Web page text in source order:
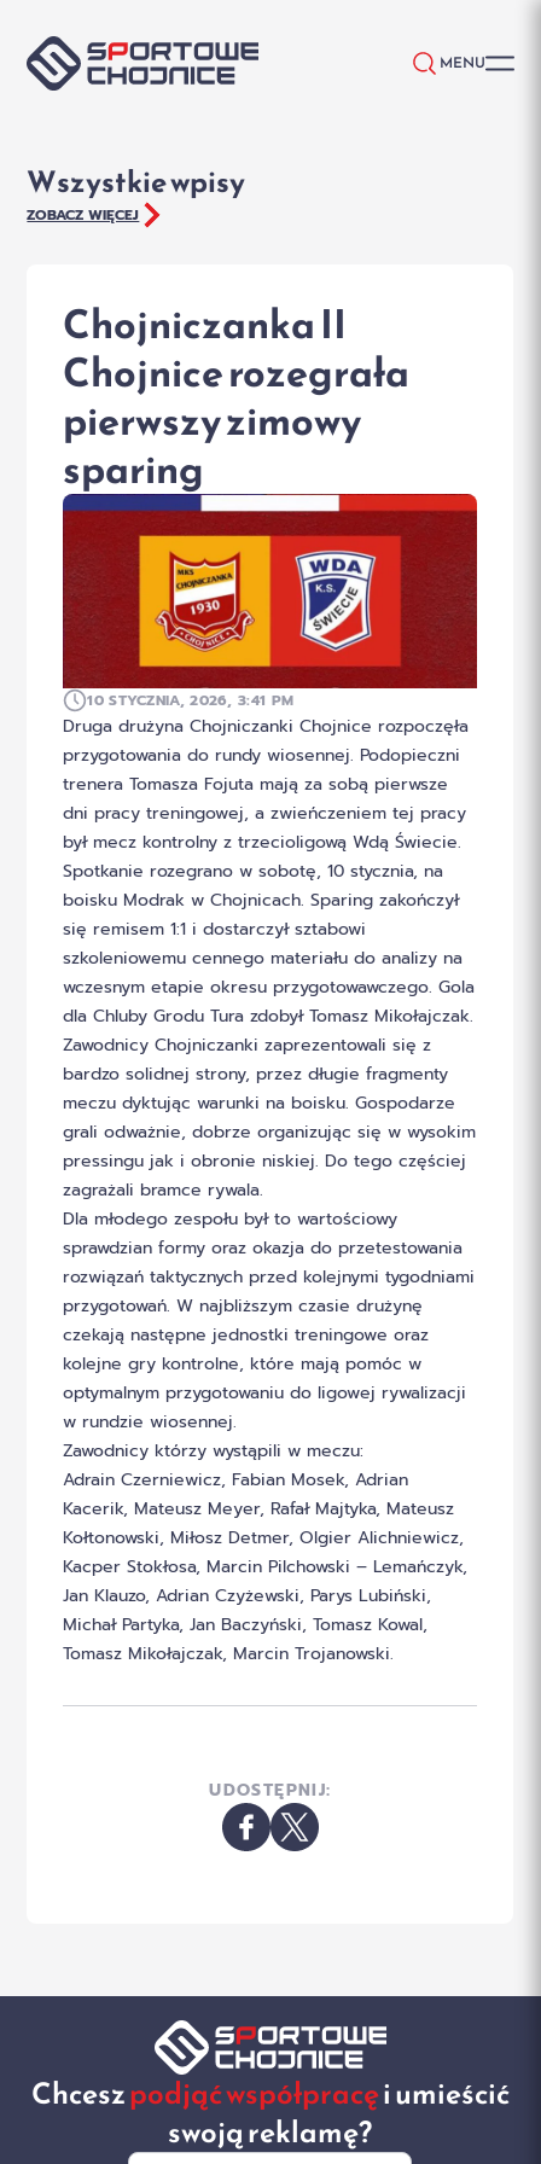
MENU
Wszystkie wpisy
ZOBACZ WIĘCEJ
Chojniczanka II
Chojnice rozegrała
pierwszy zimowy
sparing
10 STYCZNIA, 2026, 3:41 PM
Druga drużyna Chojniczanki Chojnice rozpoczęła
przygotowania do rundy wiosennej. Podopieczni
trenera Tomasza Fojuta mają za sobą pierwsze
dni pracy treningowej, a zwieńczeniem tej pracy
był mecz kontrolny z trzecioligową Wdą Świecie.
Spotkanie rozegrano w sobotę, 10 stycznia, na
boisku Modrak w Chojnicach. Sparing zakończył
się remisem 1:1 i dostarczył sztabowi
szkoleniowemu cennego materiału do analizy na
wczesnym etapie okresu przygotowawczego. Gola
dla Chluby Grodu Tura zdobył Tomasz Mikołajczak.
Zawodnicy Chojniczanki zaprezentowali się z
bardzo solidnej strony, przez długie fragmenty
meczu dyktując warunki na boisku. Gospodarze
grali odważnie, dobrze organizując się w wysokim
pressingu jak i obronie niskiej. Do tego częściej
zagrażali bramce rywala.
Dla młodego zespołu był to wartościowy
sprawdzian formy oraz okazja do przetestowania
rozwiązań taktycznych przed kolejnymi tygodniami
przygotowań. W najbliższym czasie drużynę
czekają następne jednostki treningowe oraz
kolejne gry kontrolne, które mają pomóc w
optymalnym przygotowaniu do ligowej rywalizacji
w rundzie wiosennej.
Zawodnicy którzy wystąpili w meczu:
Adrain Czerniewicz, Fabian Mosek, Adrian
Kacerik, Mateusz Meyer, Rafał Majtyka, Mateusz
Kołtonowski, Miłosz Detmer, Olgier Alichniewicz,
Kacper Stokłosa, Marcin Pilchowski – Lemańczyk,
Jan Klauzo, Adrian Czyżewski, Parys Lubiński,
Michał Partyka, Jan Baczyński, Tomasz Kowal,
Tomasz Mikołajczak, Marcin Trojanowski.
UDOSTĘPNIJ:
Chceszpodjąć współpracęi umieścić
swoją reklamę?